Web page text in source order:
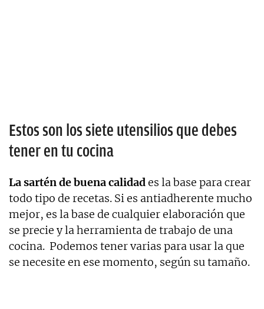
Estos son los siete utensilios que debes
tener en tu cocina
La sartén de buena calidades la base para crear
todo tipo de recetas. Si es antiadherente mucho
mejor, es la base de cualquier elaboración que
se precie y la herramienta de trabajo de una
cocina. Podemos tener varias para usar la que
se necesite en ese momento, según su tamaño.